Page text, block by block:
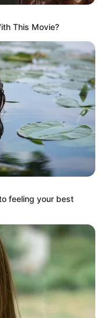
que comprometían
recopiló los
que
bancarios de
hizo que los
lograr una rebaja
y Alarcón
vuelven a delinquir
deberá cumplir la
en la audiencia.
This Movie?
feeling your best